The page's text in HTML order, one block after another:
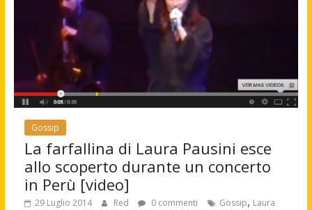
Gossip
La farfallina di Laura Pausini esce
allo scoperto durante un concerto
in Perù [video]
29 Luglio 2014 Red 0 commenti Gossip, Laura